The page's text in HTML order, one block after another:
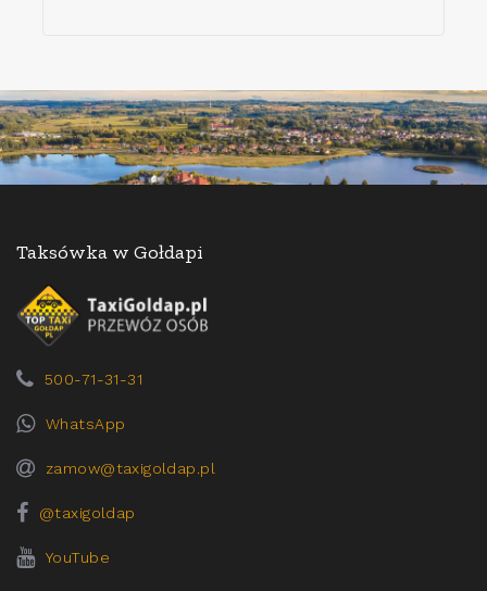
Taksówka w Gołdapi
500-71-31-31
WhatsApp
zamow@taxigoldap.pl
@taxigoldap
YouTube